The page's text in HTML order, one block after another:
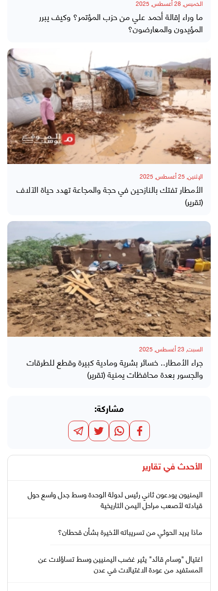
الخميس, 28 أغسطس, 2025
ما وراء إقالة أحمد علي من حزب المؤتمر؟ وكيف يبرر
المؤيدون والمعارضون؟
الإثنين, 25 أغسطس, 2025
الأمطار تفتك بالنازحين في حجة والمجاعة تهدد حياة الآلاف
(تقرير)
السبت, 23 أغسطس, 2025
جراء الأمطار.. خسائر بشرية ومادية كبيرة وقطع للطرقات
والجسور بعدة محافظات يمنية (تقرير)
مشاركة:
الأحدث في تقارير
اليمنيون يودعون ثاني رئيس لدولة الوحدة وسط جدل واسع حول
قيادته لأصعب مراحل اليمن التاريخية
ماذا يريد الحوثي من تسريباته الأخيرة بشأن قحطان؟
اغتيال "وسام قائد" يثير غضب اليمنيين وسط تساؤلات عن
المستفيد من عودة الاغتيالات في عدن